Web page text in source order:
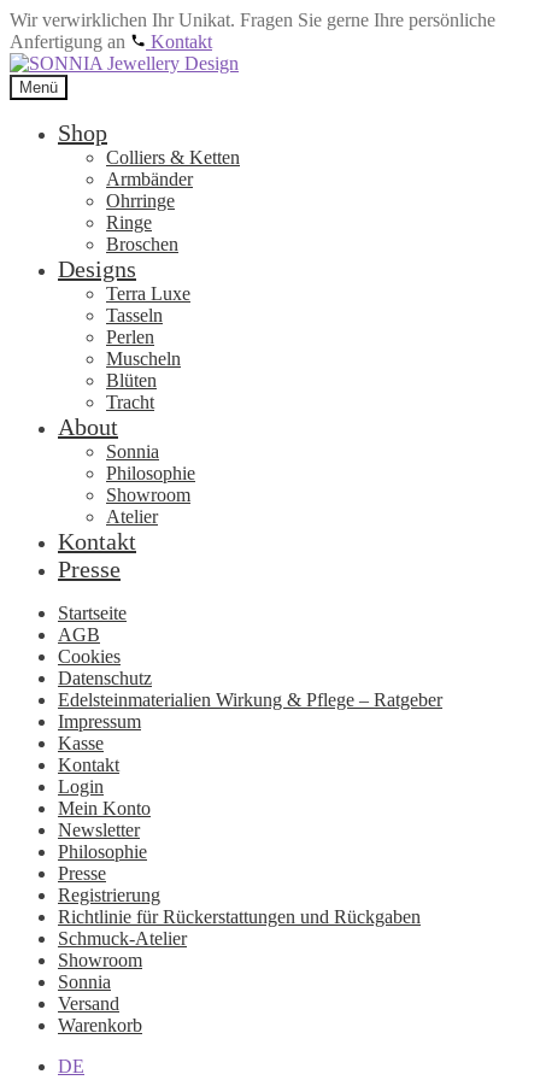
Wir verwirklichen Ihr Unikat. Fragen Sie gerne Ihre persönliche
Anfertigung an
Kontakt
Zur
Navigation
springen
Zum
Inhalt
springen
Menü
Shop
Colliers & Ketten
Armbänder
Ohrringe
Ringe
Broschen
Designs
Terra Luxe
Tasseln
Perlen
Muscheln
Blüten
Tracht
About
Sonnia
Philosophie
Showroom
Atelier
Kontakt
Presse
Startseite
AGB
Cookies
Datenschutz
Edelsteinmaterialien Wirkung & Pflege – Ratgeber
Impressum
Kasse
Kontakt
Login
Mein Konto
Newsletter
Philosophie
Presse
Registrierung
Richtlinie für Rückerstattungen und Rückgaben
Schmuck-Atelier
Showroom
Sonnia
Versand
Warenkorb
DE